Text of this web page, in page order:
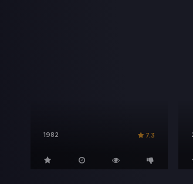
1982 7.3